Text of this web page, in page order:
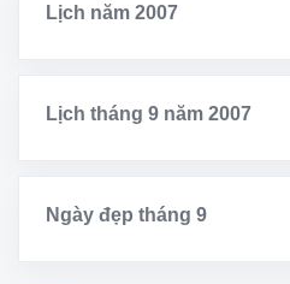
Lịch năm 2007
Lịch tháng 9 năm 2007
Ngày đẹp tháng 9